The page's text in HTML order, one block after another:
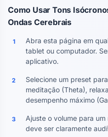
Como Usar Tons
Ondas Cerebrais
1
Abra esta página em
tablet ou computador.
aplicativo.
2
Selecione um preset
meditação (Theta),
desempenho máximo
3
Ajuste o volume para
deve ser claramente